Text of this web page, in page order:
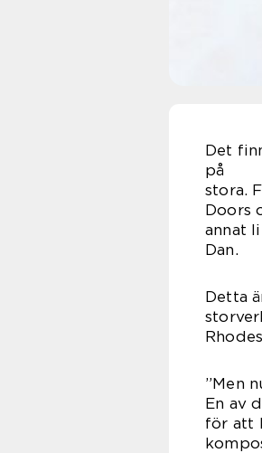
Det
stora.
Doors
annat
Detta
”Men
En av
för att